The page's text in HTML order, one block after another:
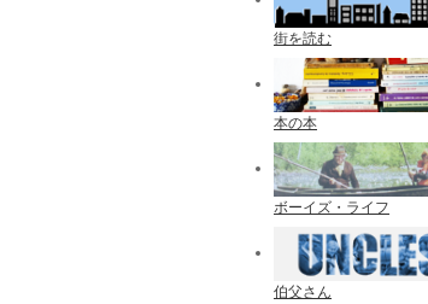
街を読む
本の本
ボーイズ・ライフ
伯父さん